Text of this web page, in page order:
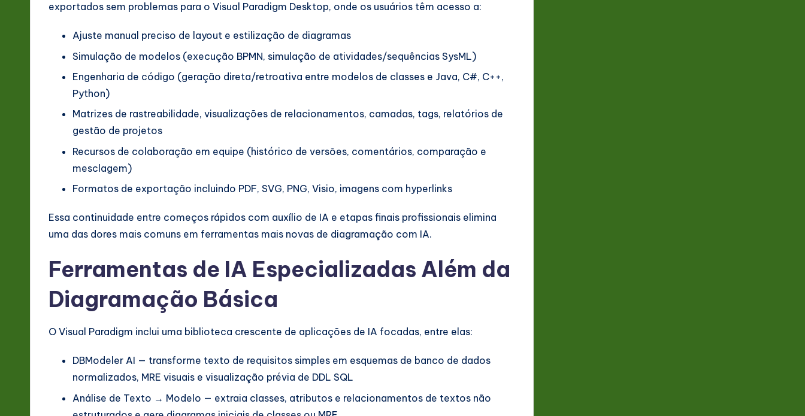
exportados sem problemas para o Visual Paradigm Desktop, onde os usuários têm acesso a:
Ajuste manual preciso de layout e estilização de diagramas
Simulação de modelos (execução BPMN, simulação de atividades/sequências SysML)
Engenharia de código (geração direta/retroativa entre modelos de classes e Java, C#, C++,
Python)
Matrizes de rastreabilidade, visualizações de relacionamentos, camadas, tags, relatórios de
gestão de projetos
Recursos de colaboração em equipe (histórico de versões, comentários, comparação e
mesclagem)
Formatos de exportação incluindo PDF, SVG, PNG, Visio, imagens com hyperlinks
Essa continuidade entre começos rápidos com auxílio de IA e etapas finais profissionais elimina
uma das dores mais comuns em ferramentas mais novas de diagramação com IA.
Ferramentas de IA Especializadas Além da
Diagramação Básica
O Visual Paradigm inclui uma biblioteca crescente de aplicações de IA focadas, entre elas:
DBModeler AI — transforme texto de requisitos simples em esquemas de banco de dados
normalizados, MRE visuais e visualização prévia de DDL SQL
Análise de Texto → Modelo — extraia classes, atributos e relacionamentos de textos não